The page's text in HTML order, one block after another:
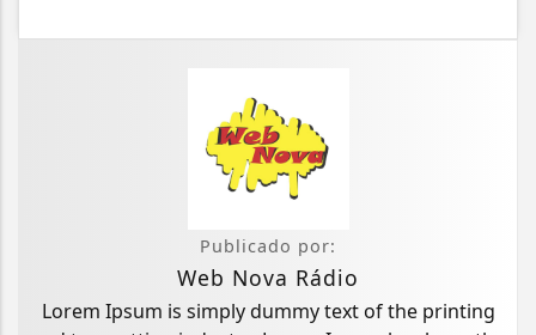
Publicado por:
Web Nova Rádio
Lorem Ipsum is simply dummy text of the printing